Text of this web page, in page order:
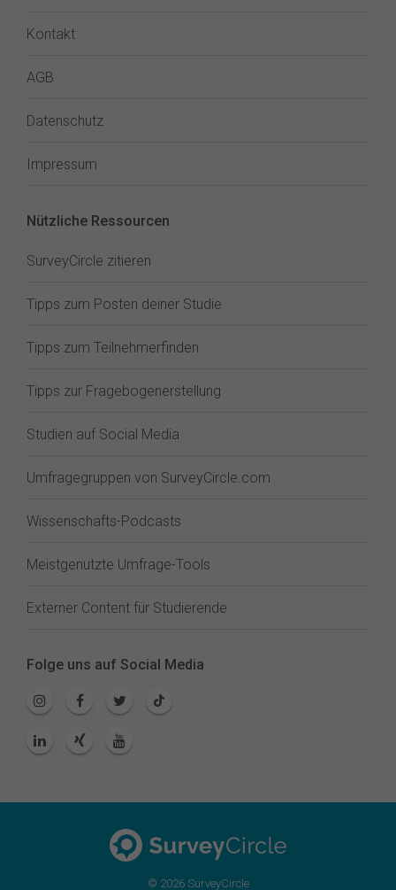
Kontakt
AGB
Datenschutz
Impressum
Nützliche Ressourcen
SurveyCircle zitieren
Tipps zum Posten deiner Studie
Tipps zum Teilnehmerfinden
Tipps zur Fragebogenerstellung
Studien auf Social Media
Umfragegruppen von SurveyCircle.com
Wissenschafts-Podcasts
Meistgenutzte Umfrage-Tools
Externer Content für Studierende
Folge uns auf Social Media
© 2026 SurveyCircle